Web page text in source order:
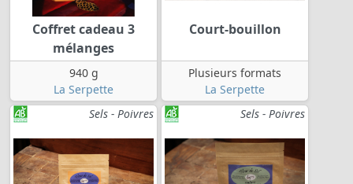
Coffret cadeau 3
mélanges
940 g
La Serpette
Court-bouillon
Plusieurs formats
La Serpette
Sels - Poivres
Sels - Poivres